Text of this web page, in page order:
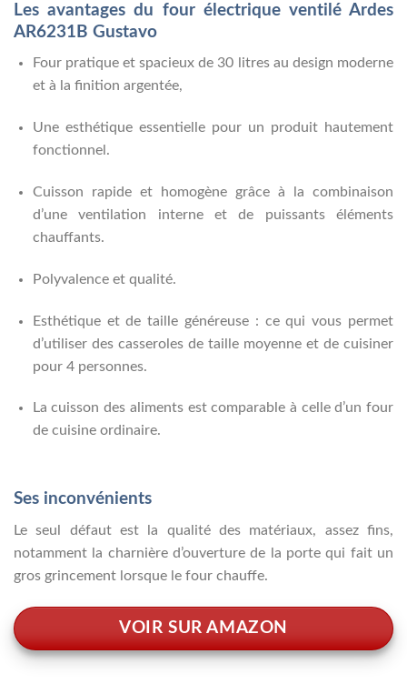
Les avantages du four électrique ventilé Ardes
AR6231B Gustavo
Four pratique et spacieux de 30 litres au design moderne
et à la finition argentée,
Une esthétique essentielle pour un produit hautement
fonctionnel.
Cuisson rapide et homogène grâce à la combinaison
d’une ventilation interne et de puissants éléments
chauffants.
Polyvalence et qualité.
Esthétique et de taille généreuse : ce qui vous permet
d’utiliser des casseroles de taille moyenne et de cuisiner
pour 4 personnes.
La cuisson des aliments est comparable à celle d’un four
de cuisine ordinaire.
Ses inconvénients
Le seul défaut est la qualité des matériaux, assez fins,
notamment la charnière d’ouverture de la porte qui fait un
gros grincement lorsque le four chauffe.
VOIR SUR AMAZON